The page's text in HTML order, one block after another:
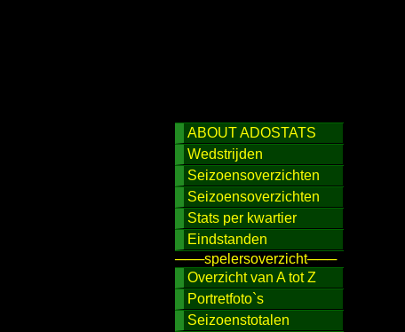
ABOUT ADOSTATS
Wedstrijden
Seizoensoverzichten
Seizoensoverzichten
Stats per kwartier
Eindstanden
───spelersoverzicht───
Overzicht van A tot Z
Portretfoto`s
Seizoenstotalen